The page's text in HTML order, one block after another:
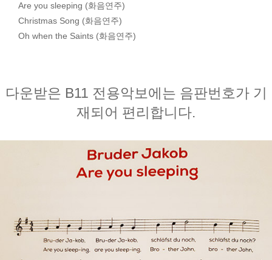
Are you sleeping (화음연주)
Christmas Song (화음연주)
Oh when the Saints (화음연주)
다운받은 B11 전용악보에는 음판번호가 기
재되어 편리합니다.